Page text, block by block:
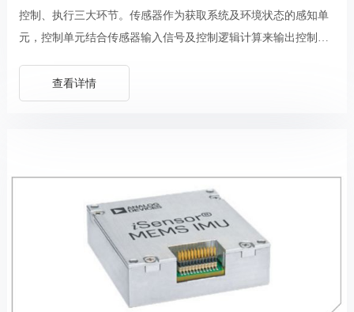
控制、执行三大环节。传感器作为获取系统及环境状态的感知单
元，控制单元结合传感器输入信号及控制逻辑计算来输出控制指
查看详情